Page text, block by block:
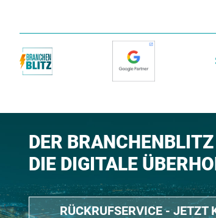
DER
DIE DIGITALE
RÜCKRUFSERVICE - JETZT